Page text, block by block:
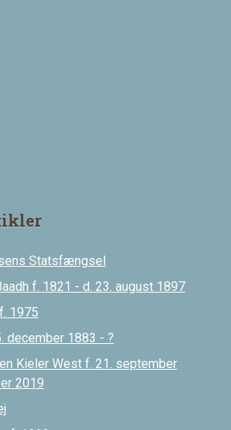
Statsfængsel
f. 1821 - d. 23. august 1897
1975
december 1883 - ?
Kieler West f. 21. september
2019